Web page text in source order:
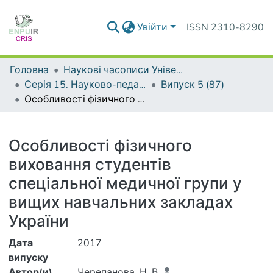
Увійти ISSN 2310-8290
Головна
Наукові часописи Університету
Серія 15. Науково-педагогічні проблеми фізичної культури (фізична культура і спорт)
Випуск 5 (87)
Особливості фізичного виховання студентів спеціальної медичної групи у вищих навчальних закладах України
Особливості фізичного
виховання студентів
спеціальної медичної групи у
вищих навчальних закладах
України
Дата
випуску
2017